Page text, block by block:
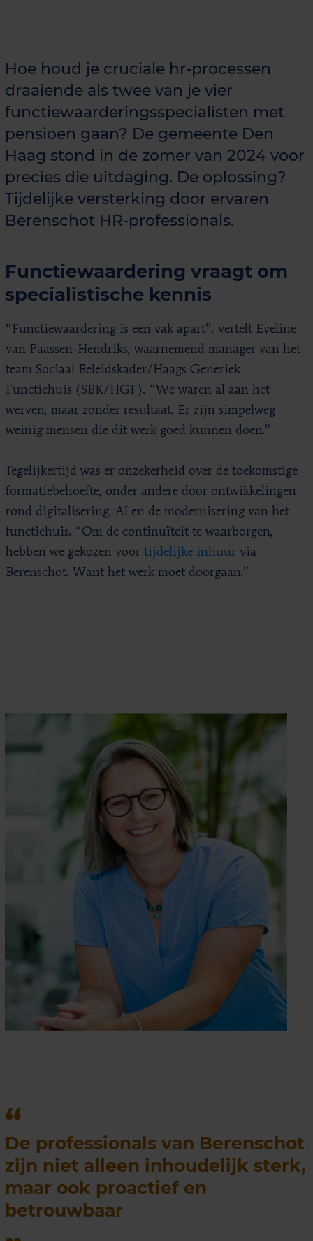
Hoe houd je cruciale hr-processen
draaiende als twee van je vier
functiewaarderingsspecialisten met
pensioen gaan? De gemeente Den
Haag stond in de zomer van 2024 voor
precies die uitdaging. De oplossing?
Tijdelijke versterking door ervaren
Berenschot HR-professionals.
Functiewaardering vraagt om
specialistische kennis
“Functiewaardering is een vak apart”, vertelt Eveline
van Paassen-Hendriks, waarnemend manager van het
team Sociaal Beleidskader/Haags Generiek
Functiehuis (SBK/HGF). “We waren al aan het
werven, maar zonder resultaat. Er zijn simpelweg
weinig mensen die dit werk goed kunnen doen.”
Tegelijkertijd was er onzekerheid over de toekomstige
formatiebehoefte, onder andere door ontwikkelingen
rond digitalisering, AI en de modernisering van het
functiehuis. “Om de continuïteit te waarborgen,
hebben we gekozen voor tijdelijke inhuur via
Berenschot. Want het werk moet doorgaan.”
De professionals van Berenschot
zijn niet alleen inhoudelijk sterk,
maar ook proactief en
betrouwbaar